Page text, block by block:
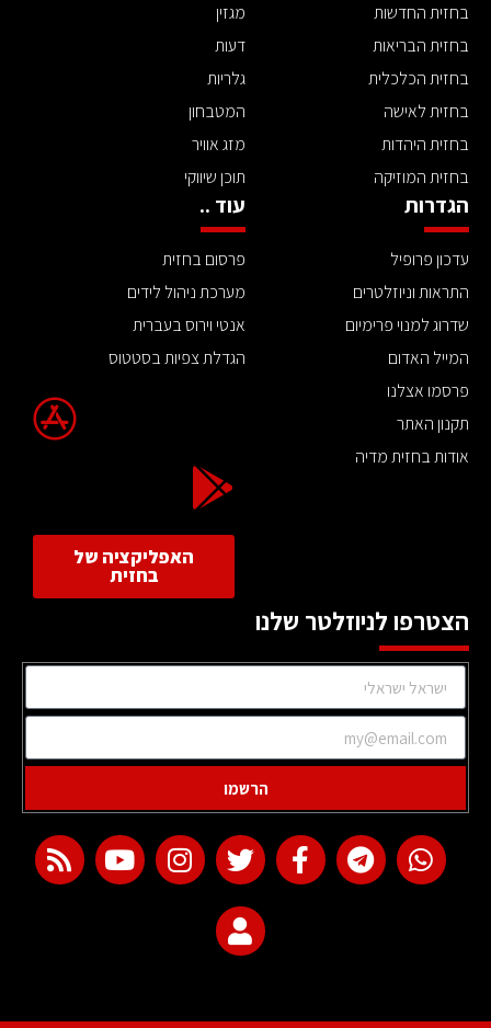
בחזית החדשות
בחזית הבריאות
בחזית הכלכלית
בחזית לאישה
בחזית היהדות
בחזית המוזיקה
מגזין
דעות
גלריות
המטבחון
מזג אוויר
תוכן שיווקי
הגדרות
עדכון פרופיל
התראות וניוזלטרים
שדרוג למנוי פרימיום
המייל האדום
פרסמו אצלנו
תקנון האתר
אודות בחזית מדיה
עוד ..
פרסום בחזית
מערכת ניהול לידים
אנטי וירוס בעברית
הגדלת צפיות בסטטוס
האפליקציה של
בחזית
הצטרפו לניוזלטר שלנו
הרשמו